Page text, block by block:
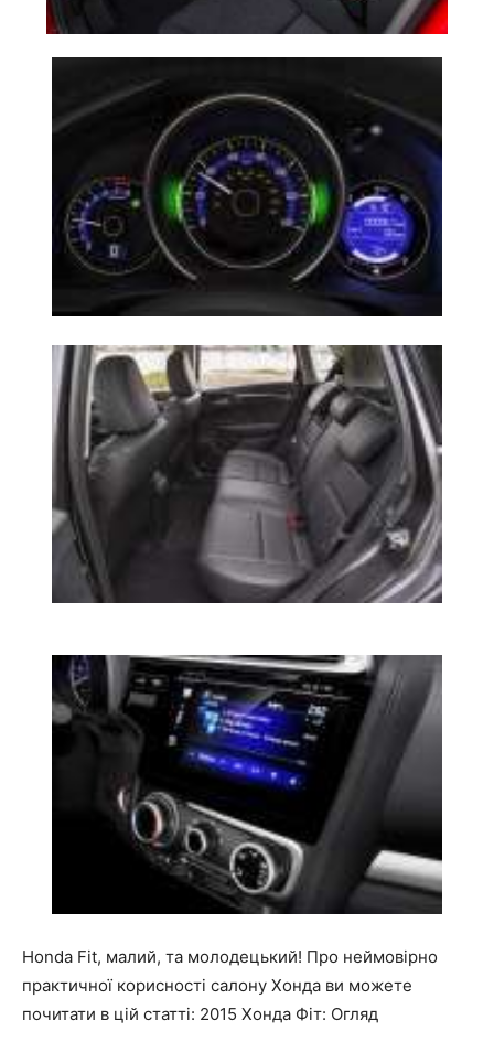
Honda Fit, малий, та молодецький! Про неймовірно
практичної корисності салону Хонда ви можете
почитати в цій статті: 2015 Хонда Фіт: Огляд